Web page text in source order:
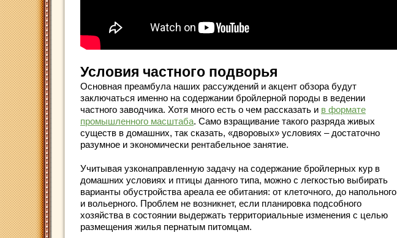
Условия частного подворья
Основная преамбула наших рассуждений и акцент обзора будут
заключаться именно на содержании бройлерной породы в ведении
частного заводчика. Хотя много есть о чем рассказать и в формате
промышленного масштаба. Само взращивание такого разряда живых
существ в домашних, так сказать, «дворовых» условиях – достаточно
разумное и экономически рентабельное занятие.
Учитывая узконаправленную задачу на содержание бройлерных кур в
домашних условиях и птицы данного типа, можно с легкостью выбирать
варианты обустройства ареала ее обитания: от клеточного, до напольного
и вольерного. Проблем не возникнет, если планировка подсобного
хозяйства в состоянии выдержать территориальные изменения с целью
размещения жилья пернатым питомцам.